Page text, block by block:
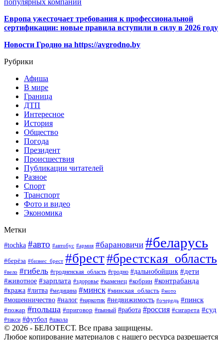
Европа ужесточает требования к профессиональной
сертификации: новые правила вступили в силу в 2026 году
Новости Гродно на https://avgrodno.by
Рубрики
Афиша
В мире
Граница
ДТП
Интересное
История
Общество
Погода
Президент
Происшествия
Публикации читателей
Разное
Спорт
Транспорт
Фото и видео
Экономика
Метки
#tochka #авто #автобус #армия #барановичи #беларусь
#берёза #бизнес_брест #брест#брестская_область
#вело #гибель #гродненская_область #гродно #дальнобойщик #дети
#животное #зарплата #здоровье #каменец #кобрин #контрабанда
#кража #литва #медицина #минск #минская_область #мото
#мошенничество #налог #наркотик #недвижимость #очередь #пинск
#пожар #польша #приговор #пьяный #работа #россия #сигарета #суд
#такси #футбол #школа
© 2026 - БЕЛОТЕСТ. Все права защищены.
Любое копирование материалов с нашего ресурса разрешается